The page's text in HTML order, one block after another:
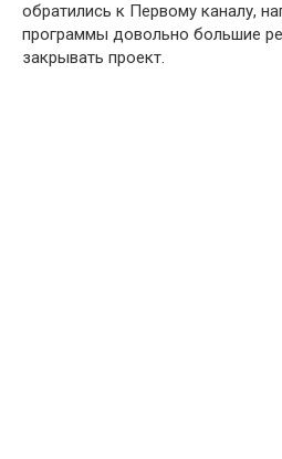
обратились к Первому каналу,
программы довольно большие
закрывать проект.